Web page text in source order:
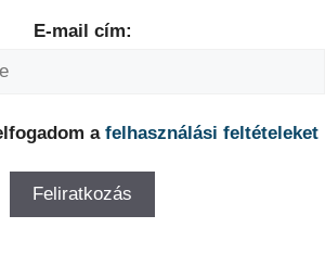
E-mail cím:
a felhasználási feltételeket